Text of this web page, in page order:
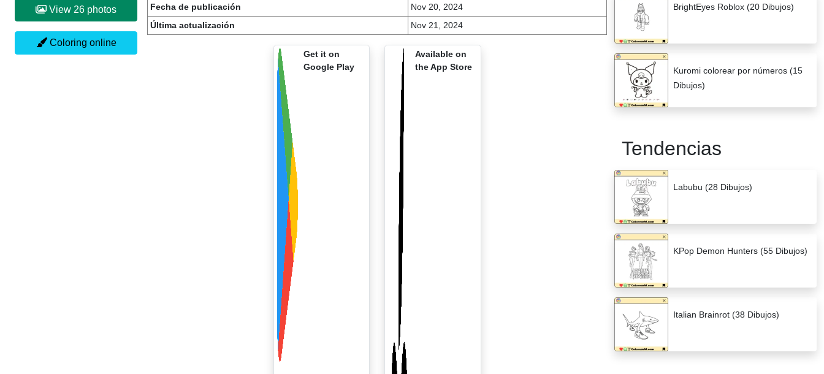
View 26 photos
Coloring online
Fecha de publicación
Nov 20, 2024
Última actualización
Nov 21, 2024
Get it on
Google Play
Available on
the App Store
BrightEyes Roblox (20 Dibujos)
Kuromi colorear por números (15
Dibujos)
Tendencias
Labubu (28 Dibujos)
KPop Demon Hunters (55 Dibujos)
Italian Brainrot (38 Dibujos)